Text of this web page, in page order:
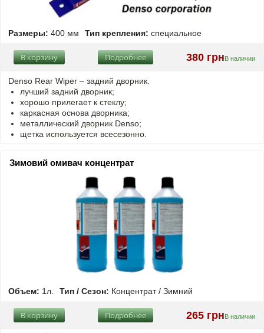
Размеры: 400 мм Тип крепления: специальное
380 грнВ наличии
Подробнее
В корзину
Denso Rear Wiper – задний дворник.
лучший задний дворник;
хорошо прилегает к стеклу;
каркасная основа дворника;
металлический дворник Denso;
щетка используется всесезонно.
Зимовий омивач концентрат
Объем: 1л. Тип / Сезон: Концентрат / Зимний
265 грнВ наличии
Подробнее
В корзину